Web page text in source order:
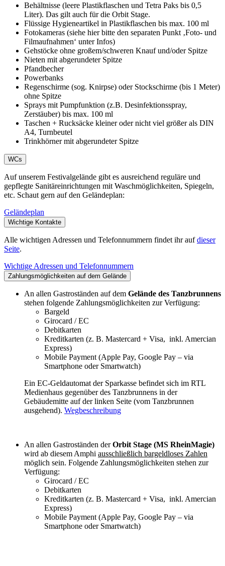
Behältnisse (leere Plastikflaschen und Tetra Paks bis 0,5
Liter). Das gilt auch für die Orbit Stage.
Flüssige Hygieneartikel in Plastikflaschen bis max. 100 ml
Fotokameras (siehe hier bitte den separaten Punkt ‚Foto- und
Filmaufnahmen‘ unter Infos)
Gehstöcke ohne großem/schweren Knauf und/oder Spitze
Nieten mit abgerundeter Spitze
Pfandbecher
Powerbanks
Regenschirme (sog. Knirpse) oder Stockschirme (bis 1 Meter)
ohne Spitze
Sprays mit Pumpfunktion (z.B. Desinfektionsspray,
Zerstäuber) bis max. 100 ml
Taschen + Rucksäcke kleiner oder nicht viel größer als DIN
A4, Turnbeutel
Trinkhörner mit abgerundeter Spitze
WCs
Auf unserem Festivalgelände gibt es ausreichend reguläre und
gepflegte Sanitäreinrichtungen mit Waschmöglichkeiten, Spiegeln,
etc. Schaut gern auf den Geländeplan:
Geländeplan
Wichtige Kontakte
Alle wichtigen Adressen und Telefonnummern findet ihr aufdieser
Seite.
Wichtige Adressen und Telefonnummern
Zahlungsmöglichkeiten auf dem Gelände
An allen Gastroständen auf dem Gelände des Tanzbrunnens
stehen folgende Zahlungsmöglichkeiten zur Verfügung:
Bargeld
Girocard / EC
Debitkarten
Kreditkarten (z. B. Mastercard + Visa, inkl. Amercian
Express)
Mobile Payment (Apple Pay, Google Pay – via
Smartphone oder Smartwatch)
Ein EC-Geldautomat der Sparkasse befindet sich im RTL
Medienhaus gegenüber des Tanzbrunnens in der
Gebäudemitte auf der linken Seite (vom Tanzbrunnen
ausgehend). Wegbeschreibung
An allen Gastroständen derOrbit Stage (MS RheinMagie)
wird ab diesem Amphi ausschließlich bargeldloses Zahlen
möglich sein. Folgende Zahlungsmöglichkeiten stehen zur
Verfügung:
Girocard / EC
Debitkarten
Kreditkarten (z. B. Mastercard + Visa, inkl. Amercian
Express)
Mobile Payment (Apple Pay, Google Pay – via
Smartphone oder Smartwatch)